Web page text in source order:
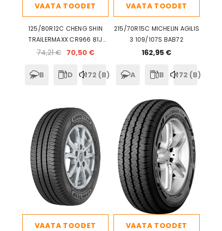
VAATA TOODET
125/80R12C CHENG SHIN
TRAILERMAXX CR966 81J
DBB72
74,21 € 70,50 €
B D 72 (B)
VAATA TOODET
215/70R15C MICHELIN AGILIS
3 109/107S BAB72
162,95 €
A B 72 (B)
VAATA TOODET VAATA TOODET